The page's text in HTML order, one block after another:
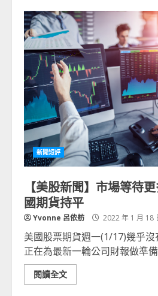
新聞短評
【美股新聞】市場等待
國期貨持平
Yvonne 呂依舫 2022 年 1 月 18
美國股票期貨週一(1/17)幾乎
正在為最新一輪公司財報做準備
閱讀全文